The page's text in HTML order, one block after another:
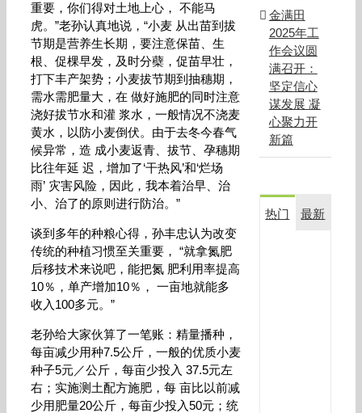
重要，你们得对土地上心， 不能马
虎。”老孙认真地说，“小麦 从出苗到拔
节期是营养生长期，要注意保苗、生
根、促棵早发，及时分蘗，促苗早壮，
打下丰产架势；小麦拔节期到抽穗期，
需水需肥量大，在 做好施肥的同时注意
浇好拔节水和灌 浆水，一般情况不浇麦
黄水，以防小麦倒伏。由于去冬今春气
候异常，造 成小麦返青、拔节、孕穗期
比往年延 迟，增加了‘干热风’和‘烂场
雨’ 灾害风险，因此，我本着治早、治
小、治了的原则进行防治。”
谈到多年的种粮心得，孙丰忠认为改变
传统的种植习惯至关重要， “就拿氮肥
后移技术来说吧，能把氮 肥利用率提高
10％，单产增加10％， 一亩地就能多
收入100多元。”
老孙给大家伙算了一笔账：精量播种，
每亩减少用种7.5公斤，一般的优质小麦
种子5元／公斤，每亩少投入 37.5元左
右；实施测土配方施肥，每 亩比以前减
少用肥量20公斤，每亩少投入50元；统
金满田
2025年工
作会议圆
满召开：
坚定信心
谋发展 凝
心聚力开
新篇
热门 最新